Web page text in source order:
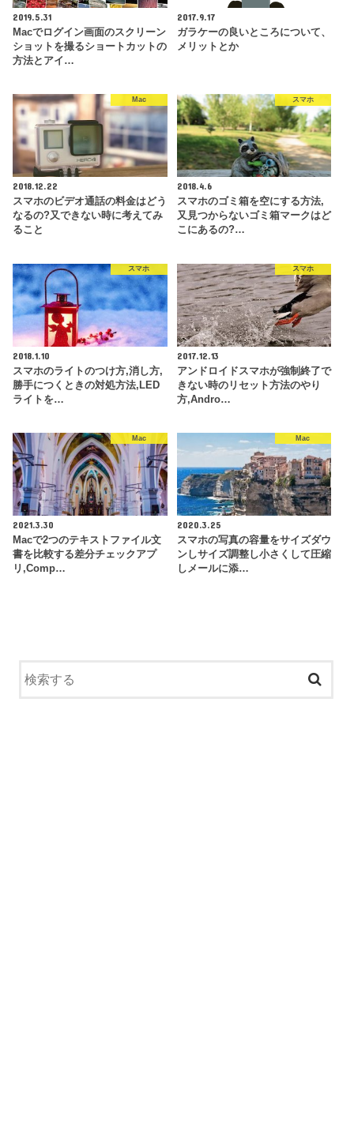
2019.5.31
Macでログイン画面のスクリーン
ショットを撮るショートカットの
方法とアイ…
2017.9.17
ガラケーの良いところについて、
メリットとか
Mac
2018.12.22
スマホのビデオ通話の料金はどう
なるの?又できない時に考えてみ
ること
スマホ
2018.4.6
スマホのゴミ箱を空にする方法,
又見つからないゴミ箱マークはど
こにあるの?…
スマホ
2018.1.10
スマホのライトのつけ方,消し方,
勝手につくときの対処方法,LED
ライトを…
スマホ
2017.12.13
アンドロイドスマホが強制終了で
きない時のリセット方法のやり
方,Andro…
Mac
2021.3.30
Macで2つのテキストファイル文
書を比較する差分チェックアプ
リ,Comp…
Mac
2020.3.25
スマホの写真の容量をサイズダウ
ンしサイズ調整し小さくして圧縮
しメールに添…